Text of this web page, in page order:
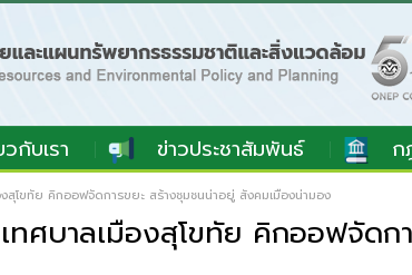
วกับเรา ข่าวประชาสัมพันธ์ ก
สุโขทัย คิกออฟจัดการขยะ สร้างชุมชนน่าอยู่ สังคมเมืองน่ามอง
ศบาลเมืองสุโขทัย คิกออฟจัด